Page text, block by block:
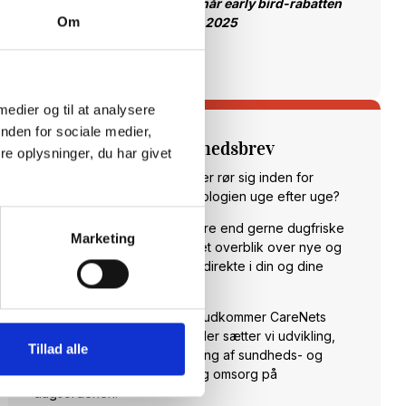
Om
og til at analysere
for sociale medier,
oplysninger, du har givet
Marketing
Tillad alle
prisen - dette gælder også når early bird-rabatten
udløber den 08. september 2025
Tilmeld dig vores nyhedsbrev
Vil du opdateres på, hvad der rør sig inden for
sundheds- og velfærdsteknologien uge efter uge?
Hos CareNet leverer vi hellere end gerne dugfriske
nyheder fra branchen samt et overblik over nye og
spændende arrangementer direkte i din og dine
kollegaers indbakke.
Hver torsdag klokken 14:00 udkommer CareNets
fagligt stærke nyhedsbrev. Her sætter vi udvikling,
anvendelse og implementering af sundheds- og
velfærdsteknologi til pleje og omsorg på
dagsordenen.